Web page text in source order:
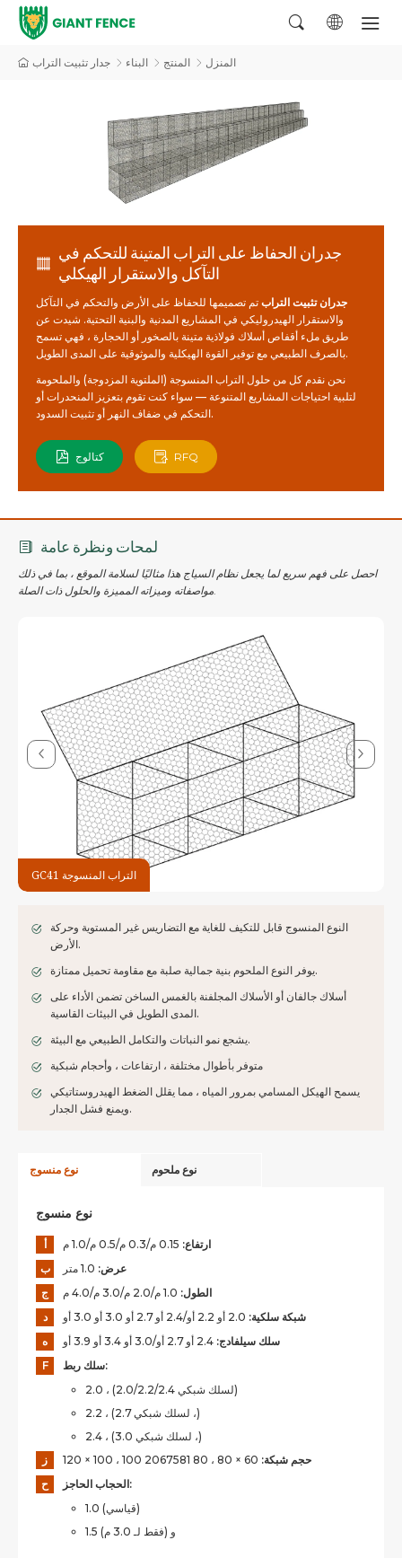
المنزل المنتج البناء جدار تثبيت التراب
جدران الحفاظ على التراب المتينة للتحكم في
التآكل والاستقرار الهيكلي
جدران تثبيت التراب تم تصميمها للحفاظ على الأرض والتحكم في التآكل
والاستقرار الهيدروليكي في المشاريع المدنية والبنية التحتية. شيدت عن
طريق ملء أقفاص أسلاك فولاذية متينة بالصخور أو الحجارة ، فهي تسمح
بالصرف الطبيعي مع توفير القوة الهيكلية والموثوقية على المدى الطويل.
نحن نقدم كل من حلول التراب المنسوجة (الملتوية المزدوجة) والملحومة
لتلبية احتياجات المشاريع المتنوعة — سواء كنت تقوم بتعزيز المنحدرات أو
التحكم في ضفاف النهر أو تثبيت السدود.
كتالوج RFQ
لمحات ونظرة عامة
احصل على فهم سريع لما يجعل نظام السياج هذا مثاليًا لسلامة الموقع ، بما في ذلك
مواصفاته وميزاته المميزة والحلول ذات الصلة.
GC41 التراب المنسوجة
النوع المنسوج قابل للتكيف للغاية مع التضاريس غير المستوية وحركة
الأرض.
يوفر النوع الملحوم بنية جمالية صلبة مع مقاومة تحميل ممتازة.
أسلاك جالفان أو الأسلاك المجلفنة بالغمس الساخن تضمن الأداء على
المدى الطويل في البيئات القاسية.
يشجع نمو النباتات والتكامل الطبيعي مع البيئة.
متوفر بأطوال مختلفة ، ارتفاعات ، وأحجام شبكية
يسمح الهيكل المسامي بمرور المياه ، مما يقلل الضغط الهيدروستاتيكي
ويمنع فشل الجدار.
نوع منسوج نوع ملحوم
نوع منسوج
أ ارتفاع:
ب
عرض:
ج
الطول:
د
شبكة سلكية:
ه
سلك سيلفادج:
F
سلك ربط:
2.0 ، (لسلك شبكي 2.0/2.2/2.4)
2.2 ، (لسلك شبكي 2.7 ،)
2.4 ، (لسلك شبكي 3.0 ،)
ز
حجم شبكة:
ح
الحجاب الحاجز:
1.0 (قياسي)
1.5 و (فقط لـ 3.0 م)